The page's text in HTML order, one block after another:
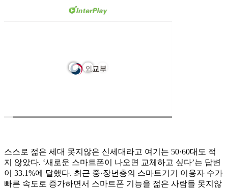
스스로 젊은 세대 못지않은 신세대라고 여기는 50·60대도 적
지 않았다. ‘새로운 스마트폰이 나오면 교체하고 싶다’는 답변
이 33.1%에 달했다. 최근 중·장년층의 스마트기기 이용자 수가
빠른 속도로 증가하면서 스마트폰 기능을 젊은 사람들 못지않